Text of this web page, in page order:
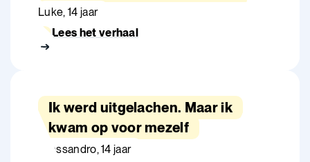
Luke, 14 jaar
Lees het verhaal
Ik werd uitgelachen. Maar ik
kwam op voor mezelf
Allessandro, 14 jaar